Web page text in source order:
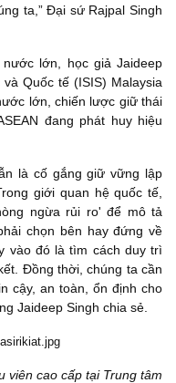
ta,” Đại sứ Rajpal Singh
lớn, học giả Jaideep
Quốc tế (ISIS) Malaysia
lớn, chiến lược giữ thái
đang phát huy hiệu
là cố gắng giữ vững lập
giới quan hệ quốc tế,
ngừa rủi ro' để mô tả
chọn bên hay đứng về
vào đó là tìm cách duy trì
Đồng thời, chúng ta cần
cậy, an toàn, ổn định cho
Jaideep Singh chia sẻ.
viên cao cấp tại Trung tâm